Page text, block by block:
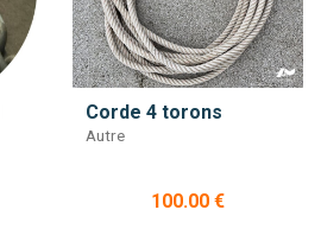
Corde 4 torons
Autre
100.00 €